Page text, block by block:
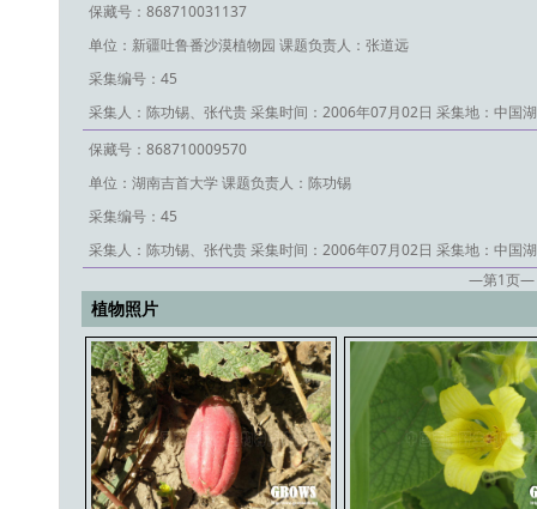
保藏号：868710031137
单位：新疆吐鲁番沙漠植物园 课题负责人：张道远
采集编号：45
采集人：陈功锡、张代贵 采集时间：2006年07月02日 采集地：中国
保藏号：868710009570
单位：湖南吉首大学 课题负责人：陈功锡
采集编号：45
采集人：陈功锡、张代贵 采集时间：2006年07月02日 采集地：中国
—第1页—
植物照片